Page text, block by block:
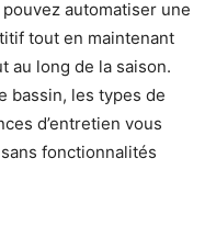
automatiser une
tout en maintenant
au long de la saison.
bassin, les types de
d’entretien vous
fonctionnalités